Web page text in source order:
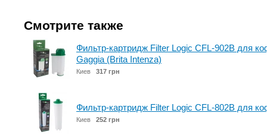
Смотрите также
Фильтр-картридж Filter Logic CFL-902B для
Gaggia (Brita Intenza)
Киев 317 грн
Фильтр-картридж Filter Logic CFL-802B для
Киев 252 грн